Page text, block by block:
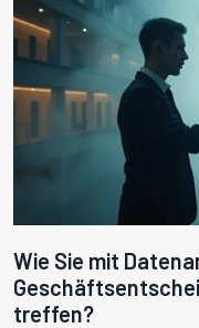
Wie Sie mit
treffen?